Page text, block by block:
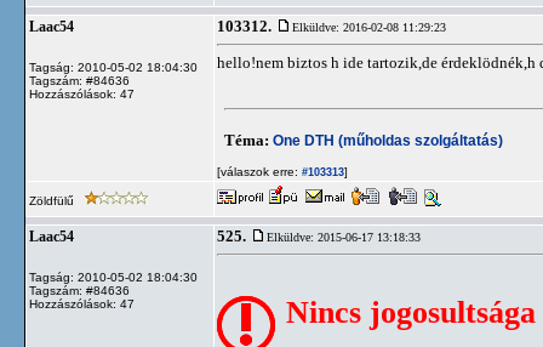
Laac54
Tagság: 2010-05-02 18:04:30
Tagszám: #84636
Hozzászólások: 47
103312. Elküldve: 2016-02-08 11:29:23
hello!nem biztos h ide tartozik,de érdeklödnék,h
Téma: One DTH (műholdas szolgáltatás)
[válaszok erre: #103313]
Zöldfülű
Laac54
Tagság: 2010-05-02 18:04:30
Tagszám: #84636
Hozzászólások: 47
525. Elküldve: 2015-06-17 13:18:33
Nincs